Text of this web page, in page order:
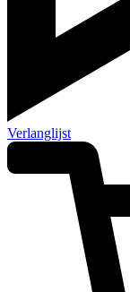
Verlanglijst